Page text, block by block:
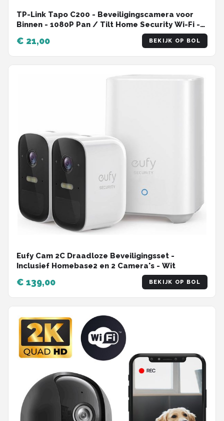
TP-Link Tapo C200 - Beveiligingscamera voor
Binnen - 1080P Pan / Tilt Home Security Wi-Fi -
€ 21,00 BEKIJK OP BOL
Eufy Cam 2C Draadloze Beveiligingsset -
Inclusief Homebase2 en 2 Camera's - Wit
€ 139,00 BEKIJK OP BOL